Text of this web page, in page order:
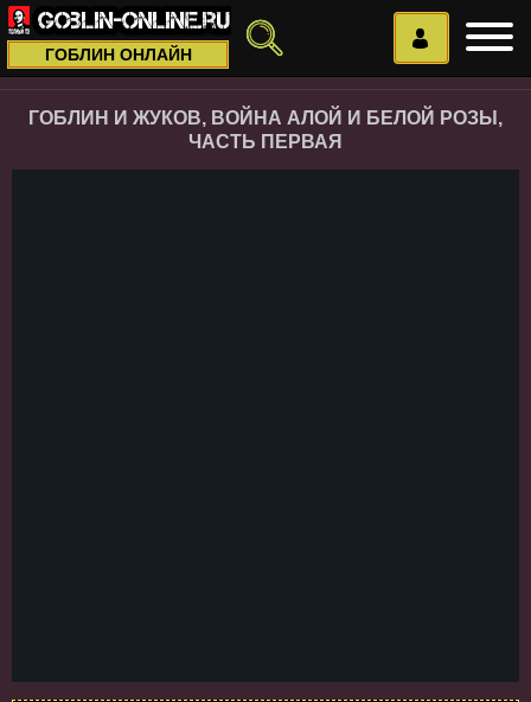
ГОБЛИН ОНЛАЙН
ГОБЛИН И ЖУКОВ, ВОЙНА АЛОЙ И БЕЛОЙ РОЗЫ,
ЧАСТЬ ПЕРВАЯ